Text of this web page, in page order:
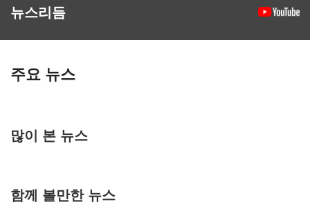
뉴스리듬
주요 뉴스
많이 본 뉴스
함께 볼만한 뉴스